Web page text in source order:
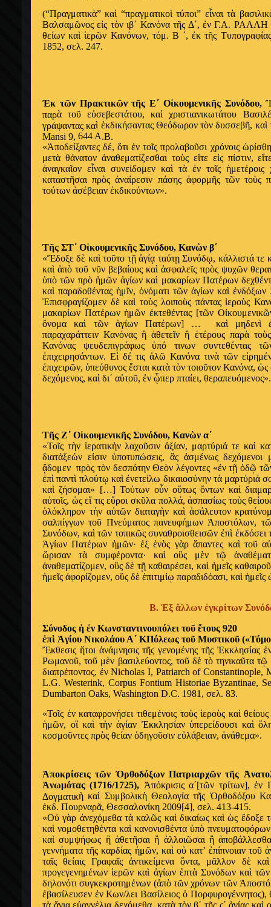
(“Πραγματικὰ” καὶ “πραγματικοὶ τύποι” εἶναι τὰ βασιλικ
Βαλσαμῶνος εἰς τὸν ιβ΄ Κανόνα τῆς Δ΄,ἐν Γ.Α. ΡΑΛΛΗ
θείων καὶ ἱερῶν Κανόνων, τόμ. Β ΄,ἐκ τῆς
1852, σελ. 247.
Ἐκ τῶν Πρακτικῶν τῆς Ε΄ Οἰκουμενικῆς Συνόδου,
παρὰ τοῦ εὐσεβεστάτου, καὶ χριστιανικωτάτου
γράψαντας καὶ ἐκδικήσαντας Θεόδωρον τὸν δυσσεβῆ, καὶ
Mansi 9, 644 A .B.
«Ἀποδείξαντες δέ,ὅτιἐν τοῖς προλαβοῦσι χρόνοις ὡ
μετὰ θάνατον ἀναθεματίζεσθαι τοὺς εἴτε εἰς πίστιν, εἴ
ἀναγκαῖον εἶναι συνείδομεν καὶ τὰ ἐν τοῖς ἡ
καταστῆσαι πρὸςἀναίρεσιν πάσης ἀφορμῆς τῶν τοὺς
τούτων ἀσέβειαν ἐκδικούντων».
Τῆς ΣΤ΄ Οἰκουμενικῆς Συνόδου, Κανὼν β΄
«Ἔδοξε δὲ καὶ τοῦτο τῇ ἁγίᾳ ταύτῃΣυνόδῳ, κάλλιστά τε
καὶ ἀπὸ τοῦ νῦν βεβαίους καὶ ἀσφαλεῖς πρὸς ψυχῶν
ὑπὸ τῶν πρὸ ἡμῶν ἁγίων καὶ μακαρίων Πατέρων
καὶ παραδοθέντας ἡμῖν, ὀνόματι τῶν ἁγίων καὶ ἐνδόξων
Ἐπισφραγίζομεν δὲ καὶ τοὺς λοιποὺς πάνταςἱεροὺς
μακαρίων Πατέρωνἡμῶνἐκτεθέντας [τῶν Οἰκουμενικῶ
ὄνομα καὶ τῶν ἁγίων Πατέρων] … καὶ μηδενὶ
παραχαράττειν Κανόναςἢ ἀθετεῖνἢ ἑτέρους παρὰτοὺ
Κανόνας ψευδεπιγράφωςὑπό τινων συντεθέντας τῶ
ἐπιχειρησάντων. Εἰ δέ τιςἁλῶ Κανόνα τινὰτῶν εἰ
ἐπιχειρῶν, ὑπεύθυνος ἔσται κατὰ τὸν τοιοῦτον Κανόνα, ὡς
δεχόμενος, καὶ δι΄ αὐτοῦ, ἐν ᾧπερ πταίει, θεραπευόμενος».
Τῆς Ζ΄ Οἰκουμενικῆς Συνόδου, Κανὼν α΄
«Τοῖς τὴν ἱερατικὴν λαχοῦσινἀξίαν, μαρτύριά τε καὶ
διατάξεών εἰσιν ὑποτυπώσεις, ἃς ἀσμένως δεχόμενοι
ᾄδομεν πρὸς τὸν δεσπότην Θεὸν λέγοντες «ἐν τῇ ὁδῷ τῶ
ἐπὶ παντὶ πλούτῳ καὶ ἐνετείλω δικαιοσύνην τὰμαρτύριά
καὶ ζήσομαι» […] Τούτων οὖν οὕτωςὄντων καὶ
αὐτοῖς, ὡς εἴτις εὕροι σκῦλα πολλά,ἀσπασίως τοὺς
ὁλόκληρον τὴν αὐτῶν διαταγὴν καὶ ἀσάλευτον
σαλπίγγων τοῦ Πνεύματος πανευφήμων Ἀποστόλων, τῶ
Συνόδων, καὶ τῶν τοπικῶς συναθροισθεισῶνἐπὶ ἐκδόσει
Ἁγίων Πατέρων ἡμῶν·ἐξἑνὸς γὰρἅπαντες καὶ τοῦα
ὥρισαν τὰσυμφέροντα· καὶ οὓς μὲν τῷ ἀ
ἀναθεματίζομεν, οὓς δὲ τῇκαθαιρέσει, καὶ ἡμεῖς καθαιροῦ
ἡμεῖς ἀφορίζομεν, οὓς δὲ ἐπιτιμίῳ παραδιδόασι, καὶ ἡμεῖς
Β. Ἐξ ἄλλων ἐγκρίτων
Σύνοδος ἡ ἐν Κωνσταντινουπόλει τοῦ ἔτους 920
ἐπὶ Ἁγίου Νικολάου Α΄ ΚΠόλεως τοῦ Μυστικοῦ
Ἔκθεσις ἤτοι ἀνάμνησις τῆς γενομένης τῆς Ἐκκλησίας ἑ
Ρωμανοῦ, τοῦ μὲν βασιλεύοντος, τοῦδὲ τὸ τηνικαῦτα τῷ
διαπρέποντος, ἐν Nicholas I, Patriarch of Constantinople,
L.G. Westerink, Corpus Fontium Historiae Byzantinae,
Dumbarton Oaks, Washington D.C. 1981, σελ. 83.
«Τοῖς ἐν καταφρονήσει τιθεμένοις τοὺςἱεροὺς καὶ
ἡμῶν, οἳκαὶ τὴνἁγίαν Ἐκκλησίανὑπερείδουσι καὶ ὅ
κοσμοῦντες πρὸς θείαν ὁδηγοῦσιν εὐλάβειαν, ἀνάθεμα».
Ἀποκρίσεις τῶν Ὀρθοδόξων Πατριαρχῶν τῆς Ἀ
Ἀνωμότας (1716/1725), Ἀπόκρισις α΄[τῶν τρίτων],ἐν
Δογματικὴ καὶ ΣυμβολικὴΘεολογία τῆς Ὀρθοδόξου
ἐκδ. Πουρναρᾶ, Θεσσαλονίκη 2009[4], σελ. 413-415.
«Οὐ γὰρ ἀνεχόμεθα τὰκαλῶς καὶ δικαίως καὶ ὡς ἔδοξε τ
καὶ νομοθετηθέντα καὶ κανονισθέντα ὑπὸ
καὶ συμψήφως ἢ ἀθετῆσαιἢ ἀλλοιῶσαι ἢ ἀ
γεννήματα τῆς καρδίας ἡμῶν, καὶ οὐ κατ’ ἐπίπνοιαν τοῦ ἁ
ταῖς θείαις Γραφαῖςἀντικείμεναὄντα, μᾶλλον δὲ καὶ
προγεγενημένωνἱερῶν καὶ ἁγίων ἑπτὰΣυνόδων καὶ τῶ
δηλονότι συγκεκροτημένων (ἀπὸτῶν χρόνων τῶν Ἀ
ἐβασίλευσεν ἐν Κων/λει Βασίλειος ὁΠορφυρογέννητος),
τὰ ἅγια εὐαγγέλια δεχόμεθα, κατὰτὸν β΄ τῆς ς΄ἁγίας καὶ ο